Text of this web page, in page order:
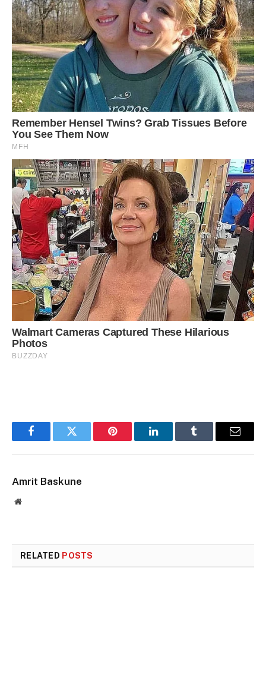
FacebookTwitter Pinterest LinkedInTumblr Email
Amrit Baskune
Website
RELATED POSTS